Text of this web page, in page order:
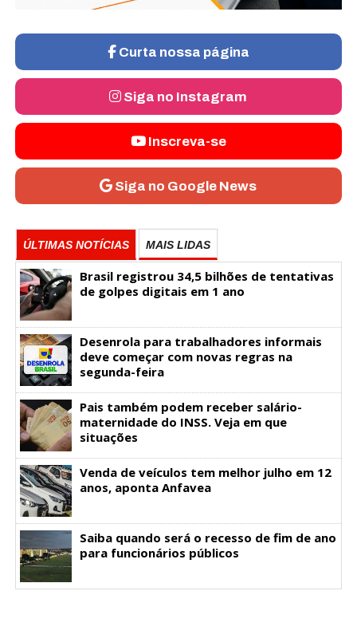
Curta nossa página
Siga no Instagram
Inscreva-se
Siga no Google News
ÚLTIMAS NOTÍCIAS MAIS LIDAS
Brasil registrou 34,5 bilhões de tentativas
de golpes digitais em 1 ano
Desenrola para trabalhadores informais
deve começar com novas regras na
segunda-feira
Pais também podem receber salário-
maternidade do INSS. Veja em que
situações
Venda de veículos tem melhor julho em 12
anos, aponta Anfavea
Saiba quando será o recesso de fim de ano
para funcionários públicos